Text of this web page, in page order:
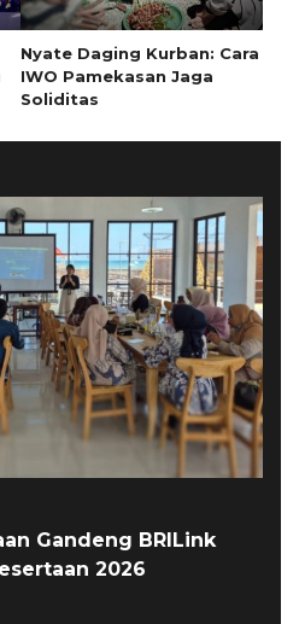
Nyate Daging Kurban: Cara
IWO Pamekasan Jaga
Soliditas
Gandeng BRILink
2026